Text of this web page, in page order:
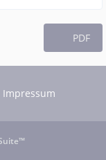
PDF
Impressum